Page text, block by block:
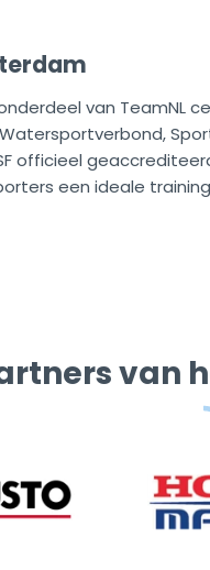
van TeamNL
officieel
een ideale
van